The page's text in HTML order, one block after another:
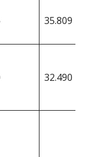
35.809
32.490